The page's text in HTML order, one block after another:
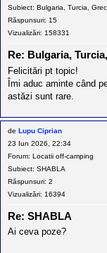
i
a
u
o
r
u
o
t
d
i
n
o
m
a
i
Subiect: Bulgaria, Turcia,
Răspunsuri: 15
Vizualizări: 158331
Re: Bulgaria,
Felicitări pt topic!
Îmi aduc aminte când
astăzi sunt rare.
de Lupu Ciprian
23 Iun 2026, 22:34
Forum: Locatii off-camping
Subiect: SHABLA
Răspunsuri: 2
Vizualizări: 16394
Re: SHABLA
Ai ceva poze?